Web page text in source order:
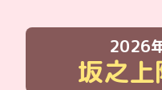
2026
坂之上